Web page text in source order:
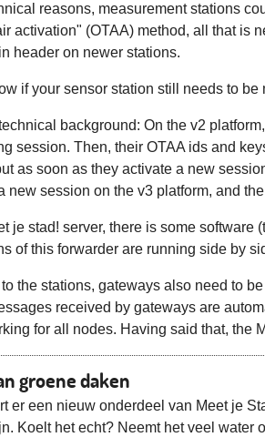
reasons, measurement stations
activation" (OTAA) method, all that is
header on newer stations.
if your sensor station still needs to
background: On the v2
session. Then, their OTAA ids and
as soon as they activate a new
new session on the v3 platform, and
je stad! server, there is some
of this forwarder are running side by
to the stations, gateways also need to
received by gateways are
for all nodes. Having said that, the
groene daken
er een nieuw onderdeel van Meet je
Koelt het echt? Neemt het veel water